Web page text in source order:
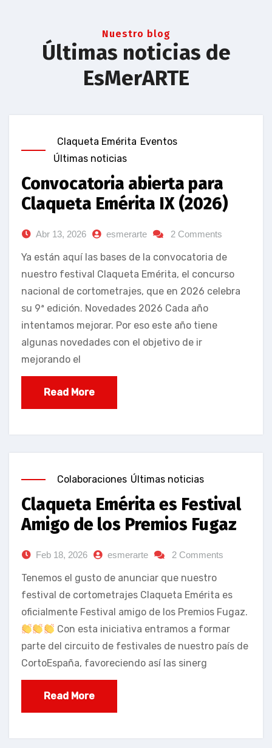
Nuestro blog
Últimas noticias de
EsMerARTE
Claqueta Emérita Eventos
Últimas noticias
Convocatoria abierta para
Claqueta Emérita IX (2026)
Abr 13, 2026 esmerarte 2 Comments
Ya están aquí las bases de la convocatoria de
nuestro festival Claqueta Emérita, el concurso
nacional de cortometrajes, que en 2026 celebra
su 9ª edición. Novedades 2026 Cada año
intentamos mejorar. Por eso este año tiene
algunas novedades con el objetivo de ir
mejorando el
Read More
Colaboraciones Últimas noticias
Claqueta Emérita es Festival
Amigo de los Premios Fugaz
Feb 18, 2026 esmerarte 2 Comments
Tenemos el gusto de anunciar que nuestro
festival de cortometrajes Claqueta Emérita es
oficialmente Festival amigo de los Premios Fugaz.
Con esta iniciativa entramos a formar
parte del circuito de festivales de nuestro país de
CortoEspaña, favoreciendo así las sinerg
Read More